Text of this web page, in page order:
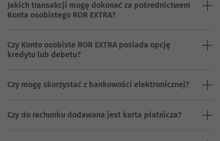
Jakich transakcji mogę dokonać za pośrednictwem
Konta osobistego ROR EXTRA?
Czy Konto osobiste ROR EXTRA posiada opcję
kredytu lub debetu?
Czy mogę skorzystać z bankowości elektronicznej?
Czy do rachunku dodawana jest karta płatnicza?